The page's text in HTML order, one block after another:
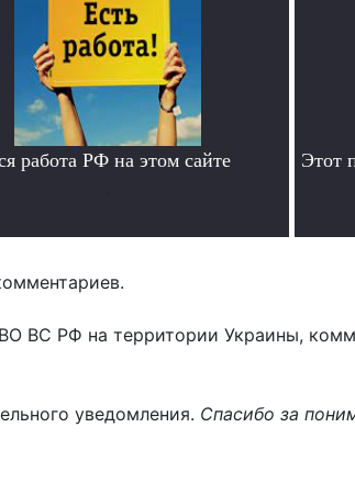
работа РФ на этом сайте Этот
ВС РФ на территории Украины,
уведомления. Спасибо за